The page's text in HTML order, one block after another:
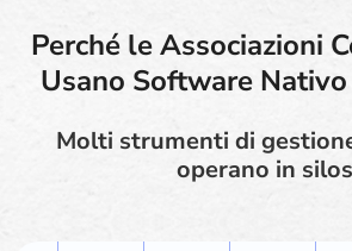
Perché le Associazioni
Usano Software
Molti strumenti di
operano in